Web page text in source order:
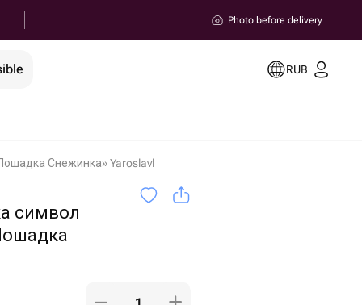
Photo before delivery
RUB
Снежинка» Yaroslavl
символ